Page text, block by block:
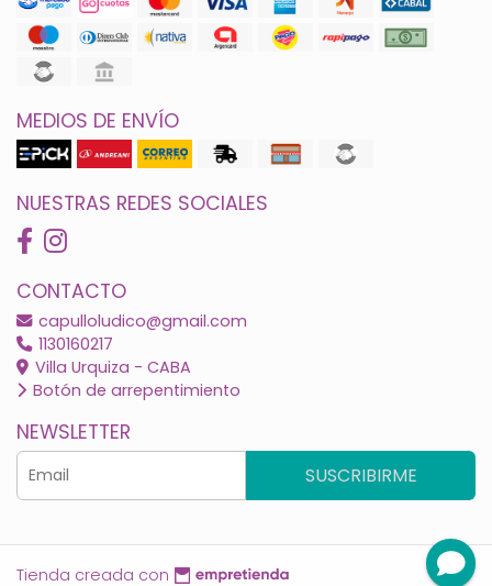
MEDIOS DE ENVÍO
NUESTRAS REDES SOCIALES
CONTACTO
capulloludico@gmail.com
1130160217
Villa Urquiza - CABA
Botón de arrepentimiento
NEWSLETTER
SUSCRIBIRME
Tienda creada con